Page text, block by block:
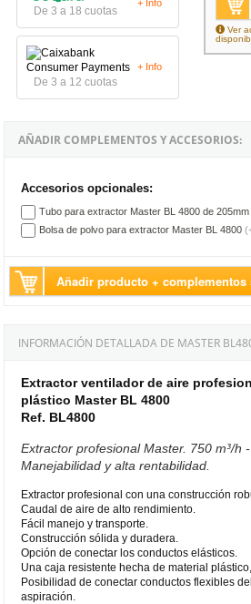
De 3 a 18 cuotas
+ Info
De 3 a 12 cuotas
+ Info
Ver
AÑADIR COMPLEMENTOS Y ACCESORIOS:
Accesorios opcionales:
Tubo para extractor Master BL 4800 de 205mm
Bolsa de polvo para extractor Master BL 4800
Añadir producto +
INFORMACIÓN DETALLADA DE MASTER
Extractor ventilador de aire
plástico Master BL 4800
Ref. BL4800
Extractor profesional Master. 750 m³/h
Manejabilidad y alta rentabilidad.
Extractor profesional con una construcción
Caudal de aire de alto rendimiento.
Fácil manejo y transporte.
Construcción sólida y duradera.
Opción de conectar los conductos elásticos.
Una caja resistente hecha de material
Posibilidad de conectar conductos flexibles
aspiración.